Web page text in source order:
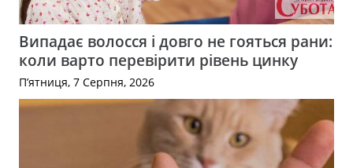
Випадає волосся і довго не гояться рани:
коли варто перевірити рівень цинку
П’ятниця, 7 Серпня, 2026